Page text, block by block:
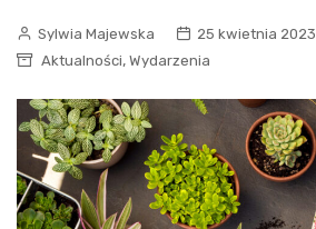
Sylwia Majewska
25 kwietnia 2023
Aktualności, Wydarzenia